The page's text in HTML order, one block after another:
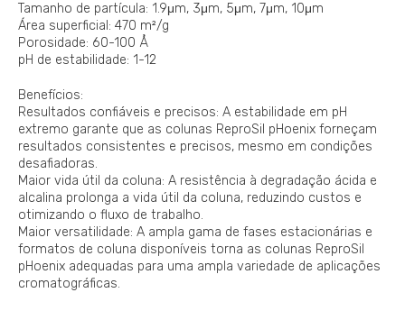
Tamanho de partícula: 1.9μm, 3μm, 5μm, 7μm, 10μm
Área superficial: 470 m²/g
Porosidade: 60-100 Å
pH de estabilidade: 1-12
Benefícios:
Resultados confiáveis e precisos: A estabilidade em pH
extremo garante que as colunas ReproSil pHoenix forneçam
resultados consistentes e precisos, mesmo em condições
desafiadoras.
Maior vida útil da coluna: A resistência à degradação ácida e
alcalina prolonga a vida útil da coluna, reduzindo custos e
otimizando o fluxo de trabalho.
Maior versatilidade: A ampla gama de fases estacionárias e
formatos de coluna disponíveis torna as colunas ReproSil
pHoenix adequadas para uma ampla variedade de aplicações
cromatográficas.